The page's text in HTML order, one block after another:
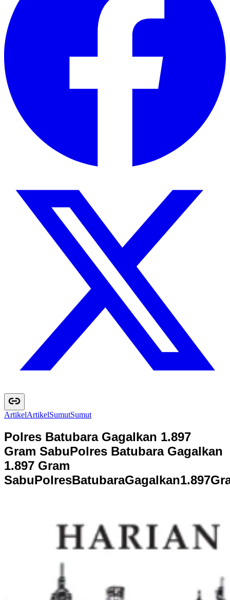
ArtikelArtikelSumutSumut
Polres Batubara Gagalkan 1.897
Gram SabuPolres Batubara Gagalkan
1.897 Gram
SabuPolresBatubaraGagalkan1.897Gr